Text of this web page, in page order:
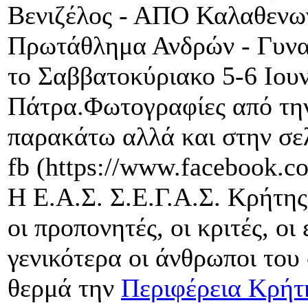
Βενιζέλος - ΑΠΟ
Πρωτάθλημα Ανδρών -
το Σαββατοκύριακο 5-6
Πάτρα.Φωτογραφίες από
παρακάτω αλλά και στην
fb (https://
Η Ε.Α.Σ. Σ.Ε.Γ.Α.Σ. Κρήτης,
οι προπονητές, οι κριτές,
γενικότερα οι άνθρωποι
θερμά την Περιφέρεια